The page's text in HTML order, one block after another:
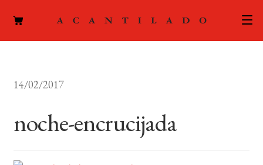
ACTUALIDAD
14/02/2017
noche-encrucijada